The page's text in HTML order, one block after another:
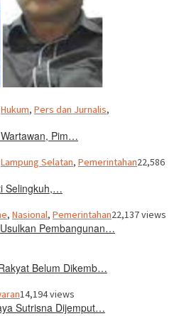
Hukum, Pers dan Jurnalis,
Pim…
Lampung Selatan, Pemerintahan22,586
Selingkuh,…
, Nasional, Pemerintahan22,137 views
Pembangunan…
Belum Dikemb…
14,194 views
Sutrisna Dijemput…